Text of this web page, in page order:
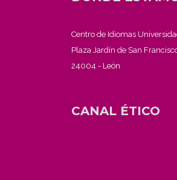
Centro de Idiomas
Plaza Jardín de San
24004 - León
CANAL ÉTICO